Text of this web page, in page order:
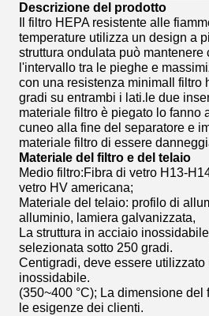
Descrizione del prodotto
Il filtro HEPA resistente alle
temperature utilizza un design a
struttura ondulata può mantenere
l'intervallo tra le pieghe e
con una resistenza minimaIl filtro
gradi su entrambi i lati.le due
materiale filtro è piegato lo fanno
cuneo alla fine del separatore e
materiale filtro di essere
Materiale del filtro e del telaio
Medio filtro:Fibra di vetro H13-
vetro HV americana;
Materiale del telaio: profilo di
alluminio, lamiera galvanizzata,
La struttura in acciaio
selezionata sotto 250 gradi.
Centigradi, deve essere
inossidabile.
(350~400 °C); La dimensione del
le esigenze dei clienti.